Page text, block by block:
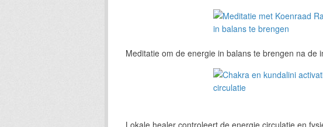
Meditatie om de energie in balans te brengen na de
Lokale healer controleert de energie circulatie en